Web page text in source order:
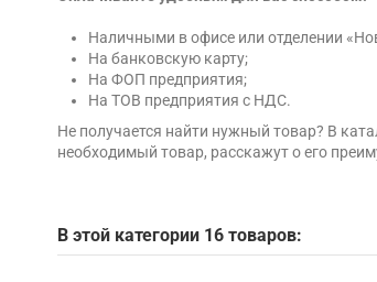
Наличными в офисе или отделении
На банковскую карту;
На ФОП предприятия;
На ТОВ предприятия с НДС.
Не получается найти нужный товар? В
необходимый товар, расскажут о его
В этой категории 16 товаров: